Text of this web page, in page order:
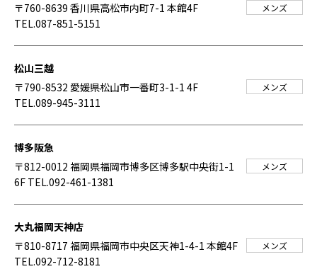
〒760-8639 香川県高松市内町7-1 本館4F
TEL.087-851-5151
メンズ
松山三越
〒790-8532 愛媛県松山市一番町3-1-1 4F
TEL.089-945-3111
メンズ
博多阪急
〒812-0012 福岡県福岡市博多区博多駅中央街1-1
6F TEL.092-461-1381
メンズ
大丸福岡天神店
〒810-8717 福岡県福岡市中央区天神1-4-1 本館4F
TEL.092-712-8181
メンズ